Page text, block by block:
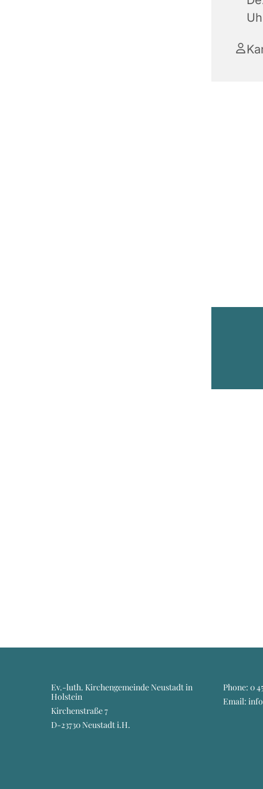
Ev.-luth. Kirchengemeinde Neustadt in
Holstein
Kirchenstraße 7
D-23730 Neustadt i.H.
Phone: 0
Email: